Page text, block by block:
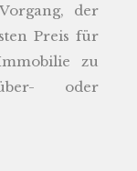
der
Preis für
zu
oder